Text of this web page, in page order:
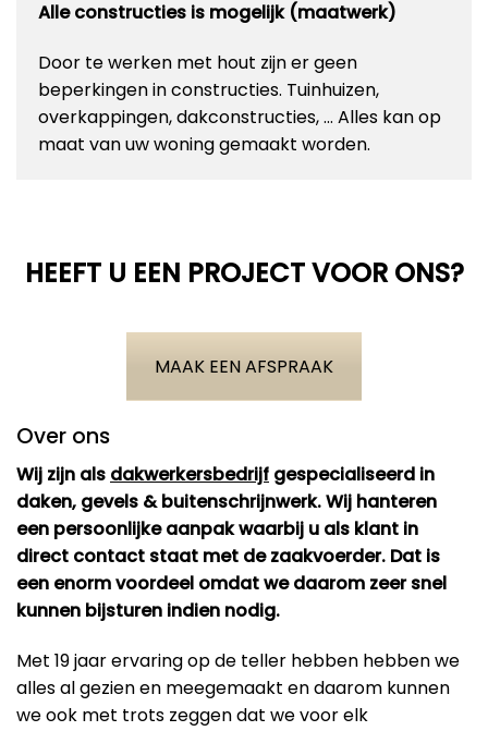
Alle constructies is mogelijk (maatwerk)
Door te werken met hout zijn er geen
beperkingen in constructies. Tuinhuizen,
overkappingen, dakconstructies, … Alles kan op
maat van uw woning gemaakt worden.
HEEFT U EEN PROJECT VOOR ONS?
MAAK EEN AFSPRAAK
Over ons
Wij zijn als dakwerkersbedrijf gespecialiseerd in
daken, gevels & buitenschrijnwerk. Wij hanteren
een persoonlijke aanpak waarbij u als klant in
direct contact staat met de zaakvoerder. Dat is
een enorm voordeel omdat we daarom zeer snel
kunnen bijsturen indien nodig.
Met 19 jaar ervaring op de teller hebben hebben we
alles al gezien en meegemaakt en daarom kunnen
we ook met trots zeggen dat we voor elk